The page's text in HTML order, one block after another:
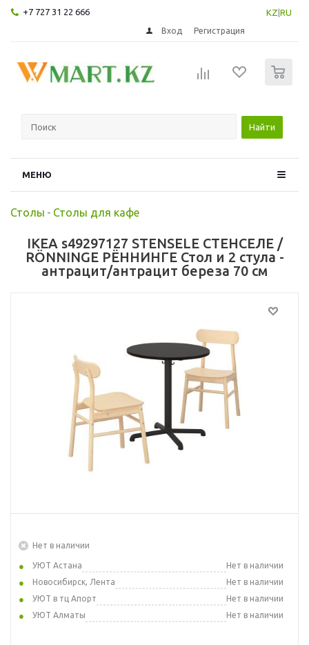
+7 727 31 22 666 KZ RU
Вход Регистрация
Найти
МЕНЮ
Столы - Столы для кафе
IKEA s49297127 STENSELE СТЕНСЕЛЕ /
RÖNNINGE РЁННИНГЕ Стол и 2 стула -
антрацит/антрацит береза 70 см
Нет в наличии
УЮТ Астана
Нет в наличии
Новосибирск, Лента
Нет в наличии
УЮТ в тц Апорт
Нет в наличии
УЮТ Алматы
Нет в наличии